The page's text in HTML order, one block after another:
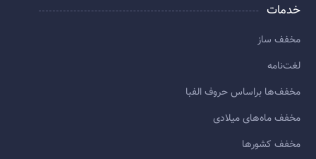
خدمات
مخفف ساز
لغت‌نامه
مخفف‌ها براساس حروف الفبا
مخفف ماه‌های میلادی
مخفف کشورها